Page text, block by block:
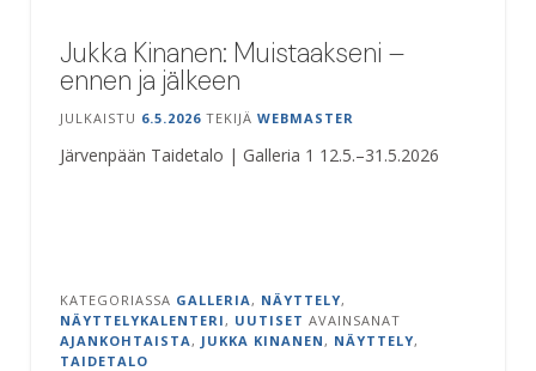
Jukka Kinanen: Muistaakseni –
ennen ja jälkeen
JULKAISTU 6.5.2026 TEKIJÄ WEBMASTER
Järvenpään Taidetalo | Galleria 1 12.5.–31.5.2026
KATEGORIASSA GALLERIA , NÄYTTELY,
NÄYTTELYKALENTERI , UUTISET AVAINSANAT
AJANKOHTAISTA , JUKKA KINANEN , NÄYTTELY,
TAIDETALO